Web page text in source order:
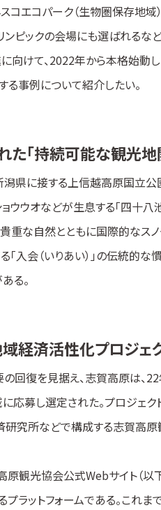
コエコパーク（生物圏保存地
ピックの会場にも選ばれるな
けて、2022年から本格始動し
事例について紹介したい。
た「持続可能な観光地
県に接する上信越高原国立公
ウウオなどが生息する「四十
重な自然とともに国際的なス
入会（いりあい）」の伝統的
る。
経済活性化プロジェ
回復を見据え、志賀高原は、
応募し選定された。プロジェ
研究所などで構成する志賀高
観光協会公式Webサイト（以
ラットフォームである。これ